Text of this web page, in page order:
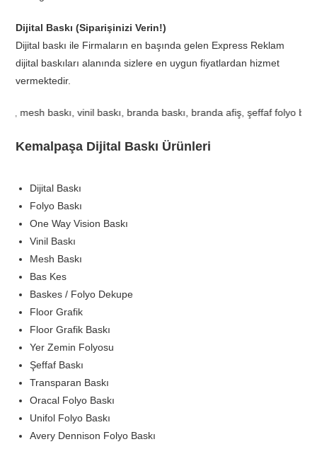
Dijital Baskı (Siparişinizi Verin!)
Dijital baskı ile Firmaların en başında gelen Express Reklam
dijital baskıları alanında sizlere en uygun fiyatlardan hizmet
vermektedir.
one way vision baskı,
Kemalpaşa Dijital Baskı Ürünleri
Dijital Baskı
Folyo Baskı
One Way Vision Baskı
Vinil Baskı
Mesh Baskı
Bas Kes
Baskes / Folyo Dekupe
Floor Grafik
Floor Grafik Baskı
Yer Zemin Folyosu
Şeffaf Baskı
Transparan Baskı
Oracal Folyo Baskı
Unifol Folyo Baskı
Avery Dennison Folyo Baskı